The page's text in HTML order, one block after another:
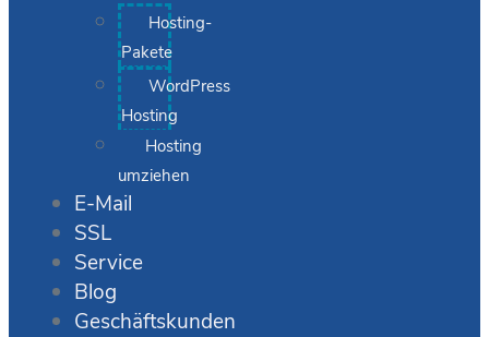
Hosting-
Pakete
WordPress
Hosting
Hosting
umziehen
E-Mail
SSL
Service
Blog
Geschäftskunden